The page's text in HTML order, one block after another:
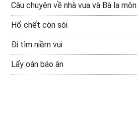
Câu chuyện về nhà vua và Bà la môn
Hổ chết còn sói
Đi tìm niềm vui
Lấy oán báo ân